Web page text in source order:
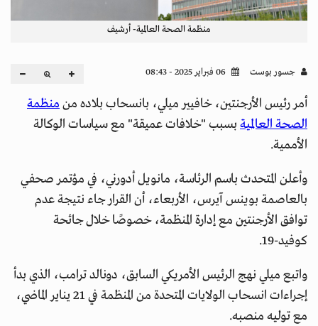
منظمة الصحة العالمية- أرشيف
جسور بوست
أمر رئيس الأرجنتين، خافيير ميلي، بانسحاب بلاده منمنظمة
الصحة العالمية بسبب "خلافات عميقة" مع سياسات الوكالة
الأممية.
وأعلن المتحدث باسم الرئاسة، مانويل أدورني، في مؤتمر صحفي
بالعاصمة بوينس آيرس، الأربعاء، أن القرار جاء نتيجة عدم
توافق الأرجنتين مع إدارة المنظمة، خصوصًا خلال جائحة
كوفيد-19.
واتبع ميلي نهج الرئيس الأمريكي السابق، دونالد ترامب، الذي بدأ
إجراءات انسحاب الولايات المتحدة من المنظمة في 21 يناير الماضي،
مع توليه منصبه.